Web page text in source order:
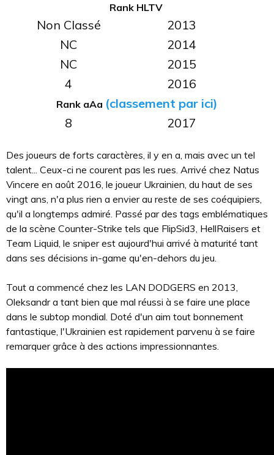
Rank HLTV
Non Classé
2013
NC
2014
NC
2015
4
2016
Rank aAa (classement par ici)
8
2017
Des joueurs de forts caractères, il y en a, mais avec un tel
talent... Ceux-ci ne courent pas les rues. Arrivé chez Natus
Vincere en août 2016, le joueur Ukrainien, du haut de ses
vingt ans, n'a plus rien a envier au reste de ses coéquipiers,
qu'il a longtemps admiré. Passé par des tags emblématiques
de la scène Counter-Strike tels que FlipSid3, HellRaisers et
Team Liquid, le sniper est aujourd'hui arrivé à maturité tant
dans ses décisions in-game qu'en-dehors du jeu.
Tout a commencé chez les LAN DODGERS en 2013,
Oleksandr a tant bien que mal réussi à se faire une place
dans le subtop mondial. Doté d'un aim tout bonnement
fantastique, l'Ukrainien est rapidement parvenu à se faire
remarquer grâce à des actions impressionnantes.